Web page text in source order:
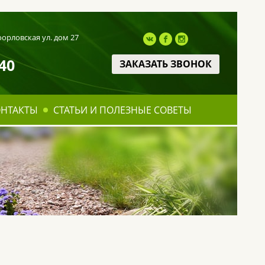
ул. дом 27
ЗАКАЗАТЬ ЗВОНОК
СТАТЬИ И ПОЛЕЗНЫЕ СОВЕТЫ